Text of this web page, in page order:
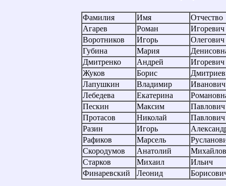
Фамилия Имя
Отчество
Агарев
Роман
Игоревич
Воротников
Игорь
Олегович
Губина
Мария
Дмитренко
Андрей
Игоревич
Жуков
Борис
Лапушкин
Владимир
Иванович
Лебедева
Екатерина
Пескин
Максим
Павлович
Протасов
Николай
Павлович
Разин
Игорь
Рафиков
Марсель
Скородумов
Анатолий
Старков
Михаил
Ильич
Финаревский
Леонид